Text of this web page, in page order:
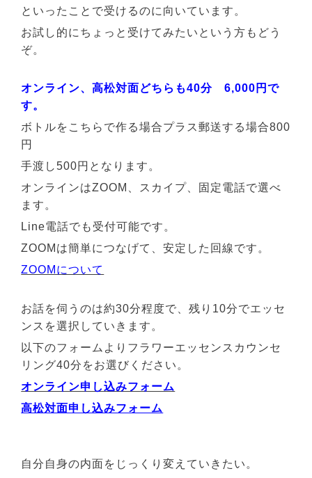
といったことで受けるのに向いています。
お試し的にちょっと受けてみたいという方もどう
ぞ。
オンライン、高松対面どちらも40分 6,000円で
す。
ボトルをこちらで作る場合プラス郵送する場合800
円
手渡し500円となります。
オンラインはZOOM、スカイプ、固定電話で選べ
ます。
Line電話でも受付可能です。
ZOOMは簡単につなげて、安定した回線です。
ZOOMについて
お話を伺うのは約30分程度で、残り10分でエッセ
ンスを選択していきます。
以下のフォームよりフラワーエッセンスカウンセ
リング40分をお選びください。
オンライン申し込みフォーム
高松対面申し込みフォーム
自分自身の内面をじっくり変えていきたい。